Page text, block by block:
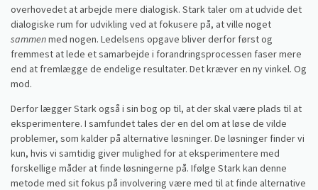
overhovedet at arbejde mere dialogisk. Stark taler om at udvide det
dialogiske rum for udvikling ved at fokusere på, at ville noget
sammenmed nogen. Ledelsens opgave bliver derfor først og
fremmest at lede et samarbejde i forandringsprocessen faser mere
end at fremlægge de endelige resultater. Det kræver en ny vinkel. Og
mod.
Derfor lægger Stark også i sin bog op til, at der skal være plads til at
eksperimentere. I samfundet tales der en del om at løse de vilde
problemer, som kalder på alternative løsninger. De løsninger finder vi
kun, hvis vi samtidig giver mulighed for at eksperimentere med
forskellige måder at finde løsningerne på. Ifølge Stark kan denne
metode med sit fokus på involvering være med til at finde alternative